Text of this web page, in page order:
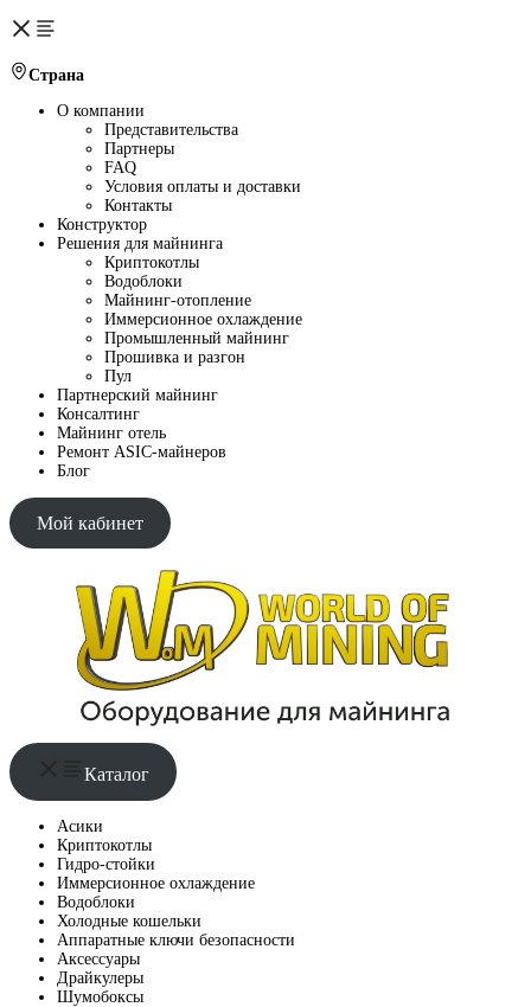
Страна
О компании
Представительства
Партнеры
FAQ
Условия оплаты и доставки
Контакты
Конструктор
Решения для майнинга
Криптокотлы
Водоблоки
Майнинг-отопление
Иммерсионное охлаждение
Промышленный майнинг
Прошивка и разгон
Пул
Партнерский майнинг
Консалтинг
Майнинг отель
Ремонт ASIC-майнеров
Блог
Мой кабинет
Каталог
Асики
Криптокотлы
Гидро-стойки
Иммерсионное охлаждение
Водоблоки
Холодные кошельки
Аппаратные ключи безопасности
Аксессуары
Драйкулеры
Шумобоксы